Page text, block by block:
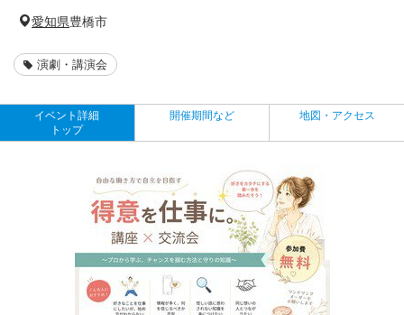
愛知県豊橋市
演劇・講演会
イベント詳細
トップ
開催期間など 地図・アクセス